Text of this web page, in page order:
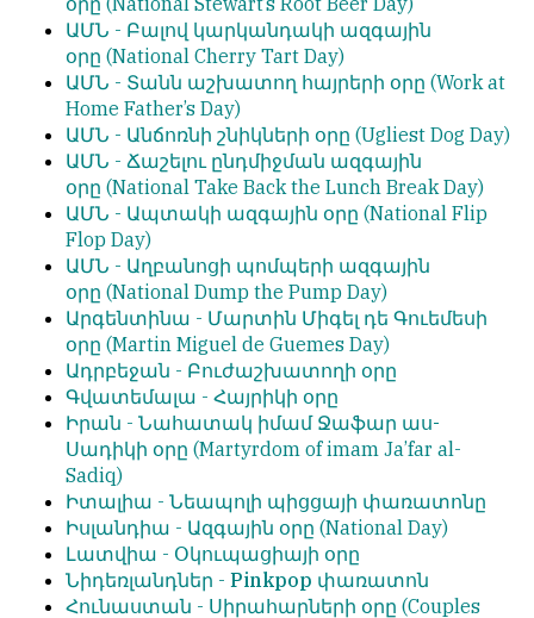
ԱՄՆ - Բալով կարկանդակի ազգային
օրը (National Cherry Tart Day)
ԱՄՆ - Տանն աշխատող հայրերի օրը (Work at
Home Father’s Day)
ԱՄՆ - Անճոռնի շնիկների օրը (Ugliest Dog Day)
ԱՄՆ - Ճաշելու ընդմիջման ազգային
օրը (National Take Back the Lunch Break Day)
ԱՄՆ - Ապտակի ազգային օրը (National Flip
Flop Day)
ԱՄՆ - Աղբանոցի պոմպերի ազգային
օրը (National Dump the Pump Day)
Արգենտինա - Մարտին Միգել դե Գուեմեսի
օրը (Martin Miguel de Guemes Day)
Ադրբեջան - Բուժաշխատողի օրը
Գվատեմալա - Հայրիկի օրը
Իրան - Նահատակ իմամ Ջաֆար աս-
Սադիկի օրը (Martyrdom of imam Ja’far al-
Sadiq)
Իտալիա - Նեապոլի պիցցայի փառատոնը
Իսլանդիա - Ազգային օրը (National Day)
Լատվիա - Օկուպացիայի օրը
Նիդեռլանդներ - Pinkpop փառատոն
Հունաստան - Սիրահարների օրը (Couples